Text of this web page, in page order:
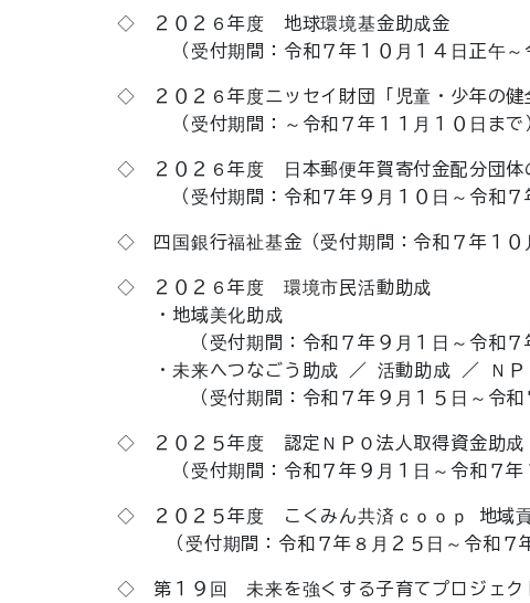
◇ ２０２６年度 地球環境基金助成金
（受付期間：令和７年１０月１４日正午～令
◇ ２０２６年度ニッセイ財団「児童・少年の健全
（受付期間：～令和７年１１月１０日まで
◇ ２０２６年度 日本郵便年賀寄付金配分団体
（受付期間：令和７年９月１０日～令和７年
◇ 四国銀行福祉基金（受付期間：令和７年１０月
◇ ２０２６年度 環境市民活動助成
・地域美化助成
（受付期間：令和７年９月１日～令和７年
・未来へつなごう助成 ／ 活動助成 ／ ＮＰ
（受付期間：令和７年９月１５日～令和７
◇ ２０２５年度 認定ＮＰＯ法人取得資金助成
（受付期間：令和７年９月１日～令和７年１
◇ ２０２５年度 こくみん共済ｃｏｏｐ 地域貢
（受付期間：令和７年８月２５日～令和７年
◇ 第１９回 未来を強くする子育てプロジェク